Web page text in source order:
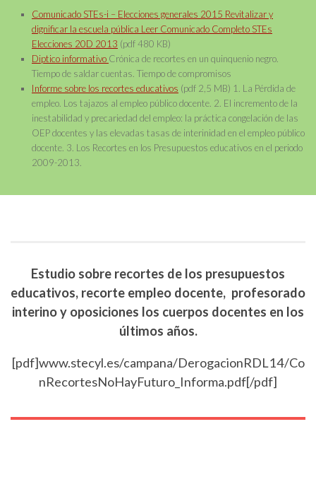
Comunicado STEs-i – Elecciones generales 2015 Revitalizar y
dignificar la escuela pública Leer Comunicado Completo STEs
Elecciones 20D 2013 (pdf 480 KB)
Diptico informativo Crónica de recortes en un quinquenio negro.
Tiempo de saldar cuentas. Tiempo de compromisos
Informe sobre los recortes educativos (pdf 2,5 MB) 1. La Pérdida de
empleo. Los tajazos al empleo público docente. 2. El incremento de la
inestabilidad y precariedad del empleo: la práctica congelación de las
OEP docentes y las elevadas tasas de interinidad en el empleo público
docente. 3. Los Recortes en los Presupuestos educativos en el periodo
2009-2013.
Estudio sobre recortes de los presupuestos
educativos, recorte empleo docente, profesorado
interino y oposiciones los cuerpos docentes en los
últimos años.
[pdf]www.stecyl.es/campana/DerogacionRDL14/Co
nRecortesNoHayFuturo_Informa.pdf[/pdf]